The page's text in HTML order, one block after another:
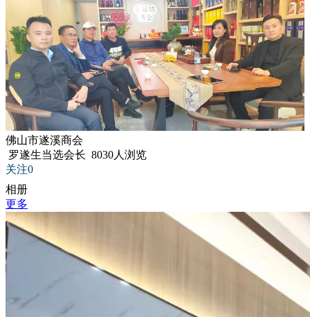
佛山市遂溪商会
罗遂生当选会长 8030人浏览
关注0
相册
更多